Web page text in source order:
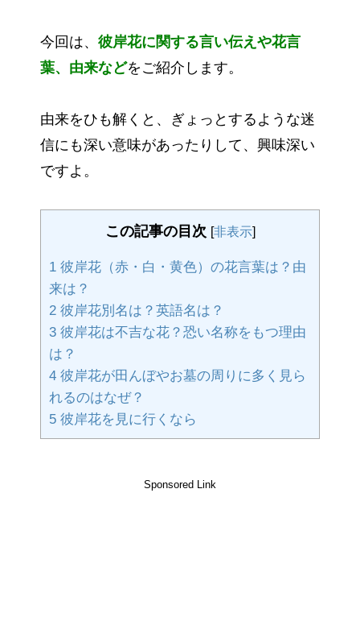
今回は、 彼岸花に関する言い伝えや花言
葉、由来などをご紹介します。
由来をひも解くと、ぎょっとするような迷
信にも深い意味があったりして、興味深い
ですよ。
この記事の目次 [非表示]
1 彼岸花（赤・白・黄色）の花言葉は？由
来は？
2 彼岸花別名は？英語名は？
3 彼岸花は不吉な花？恐い名称をもつ理由
は？
4 彼岸花が田んぼやお墓の周りに多く見ら
れるのはなぜ？
5 彼岸花を見に行くなら
Sponsored Link